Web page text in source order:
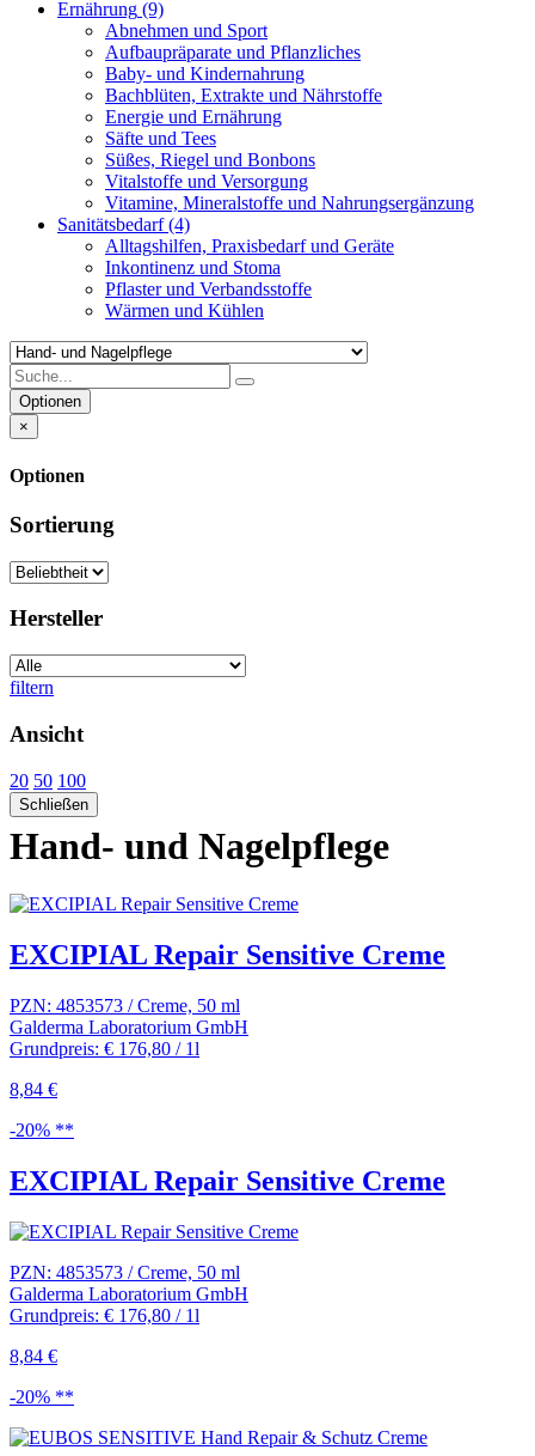
Ernährung (9)
Abnehmen und Sport
Aufbaupräparate und Pflanzliches
Baby- und Kindernahrung
Bachblüten, Extrakte und Nährstoffe
Energie und Ernährung
Säfte und Tees
Süßes, Riegel und Bonbons
Vitalstoffe und Versorgung
Vitamine, Mineralstoffe und Nahrungsergänzung
Sanitätsbedarf(4)
Alltagshilfen, Praxisbedarf und Geräte
Inkontinenz und Stoma
Pflaster und Verbandsstoffe
Wärmen und Kühlen
Optionen
×
Optionen
Sortierung
Hersteller
filtern
Ansicht
20 50 100
Schließen
Hand- und Nagelpflege
EXCIPIAL Repair Sensitive Creme
PZN: 4853573 / Creme, 50 ml
Galderma Laboratorium GmbH
Grundpreis: € 176,80 / 1l
8,84 €
-20% **
EXCIPIAL Repair Sensitive Creme
PZN: 4853573 / Creme, 50 ml
Galderma Laboratorium GmbH
Grundpreis: € 176,80 / 1l
8,84 €
-20% **